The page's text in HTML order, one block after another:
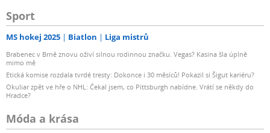
Sport
MS hokej 2025 Biatlon Liga mistrů
Brabenec v Brně znovu oživí silnou rodinnou značku. Vegas? Kasina šla úplně
mimo mě
Etická komise rozdala tvrdé tresty: Dokonce i 30 měsíců! Pokazil si Šigut kariéru?
Okuliar zpět ve hře o NHL: Čekal jsem, co Pittsburgh nabídne. Vrátí se někdy do
Hradce?
Móda a krása